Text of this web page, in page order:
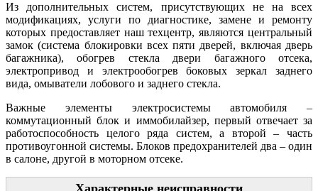
Из дополнительных систем, присутствующих не на всех
модификациях, услуги по диагностике, замене и ремонту
которых предоставляет наш техцентр, являются центральный
замок (система блокировки всех пяти дверей, включая дверь
багажника), обогрев стекла двери багажного отсека,
электропривод и электрообогрев боковых зеркал заднего
вида, омыватели лобового и заднего стекла.
Важные элементы электросистемы автомобиля –
коммутационный блок и иммобилайзер, первый отвечает за
работоспособность целого ряда систем, а второй – часть
противоугонной системы. Блоков предохранителей два – один
в салоне, другой в моторном отсеке.